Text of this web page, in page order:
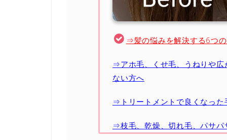
⇒髪の悩みを解決する6つ
⇒アホ毛、くせ毛、うねりや
ない方へ
⇒トリートメントで良くなっ
⇒枝毛、乾燥、切れ毛、パサ